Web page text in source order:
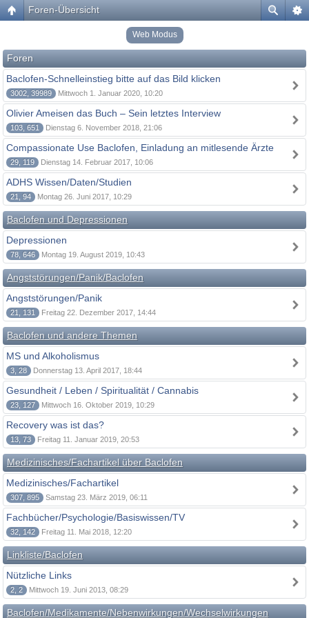
Foren-Übersicht
Web Modus
Foren
Baclofen-Schnelleinstieg bitte auf das Bild klicken
3002, 39989 Mittwoch 1. Januar 2020, 10:20
Olivier Ameisen das Buch – Sein letztes Interview
103, 651 Dienstag 6. November 2018, 21:06
Compassionate Use Baclofen, Einladung an mitlesende Ärzte
29, 119 Dienstag 14. Februar 2017, 10:06
ADHS Wissen/Daten/Studien
21, 94 Montag 26. Juni 2017, 10:29
Baclofen und Depressionen
Depressionen
78, 646 Montag 19. August 2019, 10:43
Angststörungen/Panik/Baclofen
Angststörungen/Panik
21, 131 Freitag 22. Dezember 2017, 14:44
Baclofen und andere Themen
MS und Alkoholismus
3, 28 Donnerstag 13. April 2017, 18:44
Gesundheit / Leben / Spiritualität / Cannabis
23, 127 Mittwoch 16. Oktober 2019, 10:29
Recovery was ist das?
13, 73 Freitag 11. Januar 2019, 20:53
Medizinisches/Fachartikel über Baclofen
Medizinisches/Fachartikel
307, 895 Samstag 23. März 2019, 06:11
Fachbücher/Psychologie/Basiswissen/TV
32, 142 Freitag 11. Mai 2018, 12:20
Linkliste/Baclofen
Nützliche Links
2, 2 Mittwoch 19. Juni 2013, 08:29
Baclofen/Medikamente/Nebenwirkungen/Wechselwirkungen